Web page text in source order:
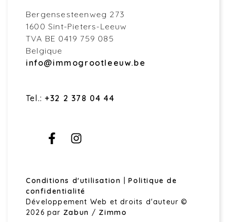
Bergensesteenweg 273
1600 Sint-Pieters-Leeuw
TVA BE 0419 759 085
Belgique
info@immogrootleeuw.be
Tel.: +32 2 378 04 44
Conditions d'utilisation |Politique de
confidentialité
Développement Web et droits d'auteur ©
2026 par Zabun /Zimmo